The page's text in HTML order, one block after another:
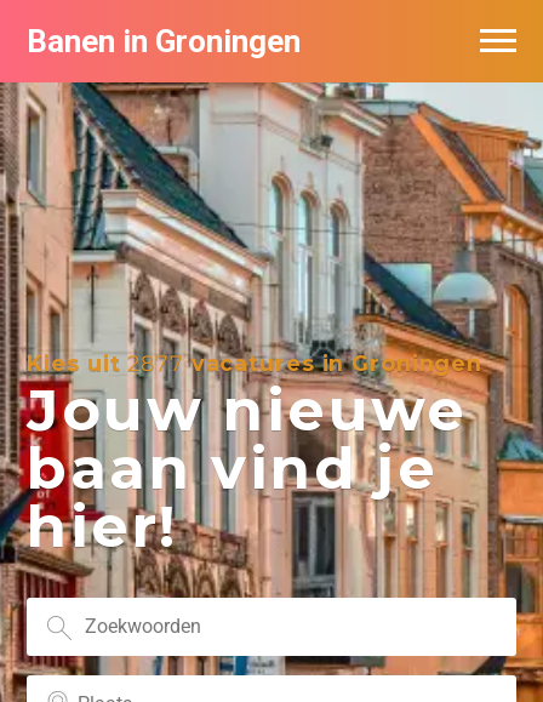
Banen in Groningen
Kies uit2877vacatures in Groningen
Jouw nieuwe
baan vind je
hier!
Vacatures per bedrijf
De populairste vacatures in Groningen
Nieuwsbrief feed